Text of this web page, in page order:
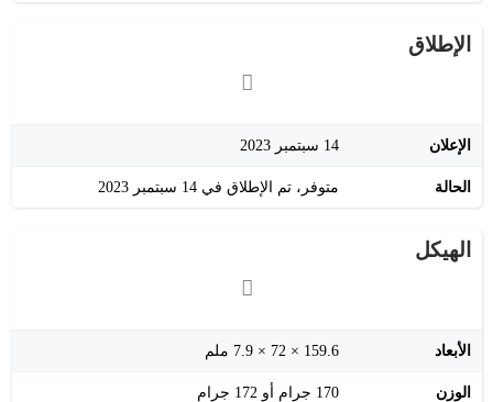
الإطلاق
الإعلان 14 سبتمبر 2023
الحالة متوفر، تم الإطلاق في 14 سبتمبر 2023
الهيكل
الأبعاد 159.6 × 72 × 7.9 ملم
الوزن 170 جرام أو 172 جرام